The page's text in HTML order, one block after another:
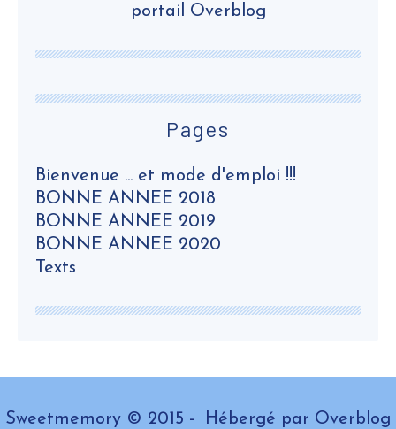
Pages
Bienvenue ... et mode d'emploi !!!
BONNE ANNEE 2018
BONNE ANNEE 2019
BONNE ANNEE 2020
Texts
portail Overblog
Sweetmemory © 2015 - Hébergé par Overblog